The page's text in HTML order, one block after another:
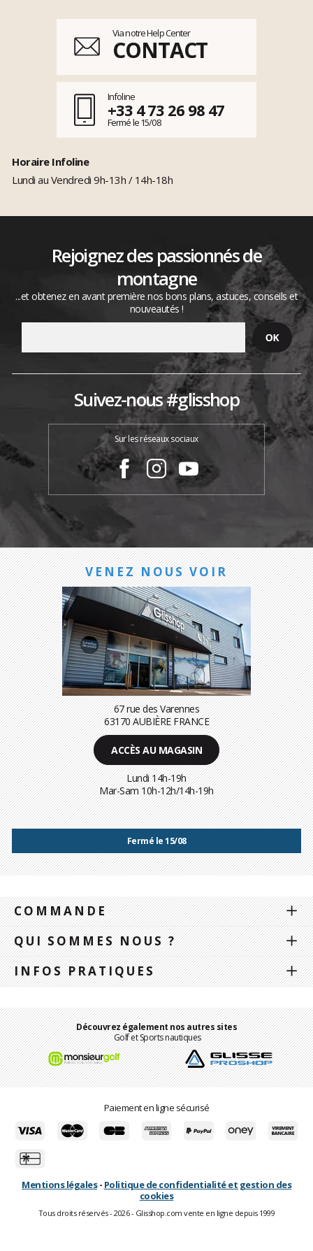
Via notre Help Center
CONTACT
Infoline
+33 4 73 26 98 47
Fermé le 15/08
Horaire Infoline
Lundi au Vendredi 9h-13h / 14h-18h
Rejoignez des passionnés de
montagne
...et obtenez en avant première nos bons plans, astuces, conseils et
nouveautés !
Suivez-nous #glisshop
Sur les réseaux sociaux
VENEZ NOUS VOIR
67 rue des Varennes
63170 AUBIÈRE FRANCE
ACCÈS AU MAGASIN
Lundi 14h-19h
Mar-Sam 10h-12h/14h-19h
Fermé le 15/08
COMMANDE
QUI SOMMES NOUS ?
INFOS PRATIQUES
Découvrez également nos autres sites
Golf et Sports nautiques
Paiement en ligne sécurisé
Mentions légales- Politique de confidentialité et gestion des
cookies
Tous droits réservés - 2026 - Glisshop.com vente en ligne depuis 1999